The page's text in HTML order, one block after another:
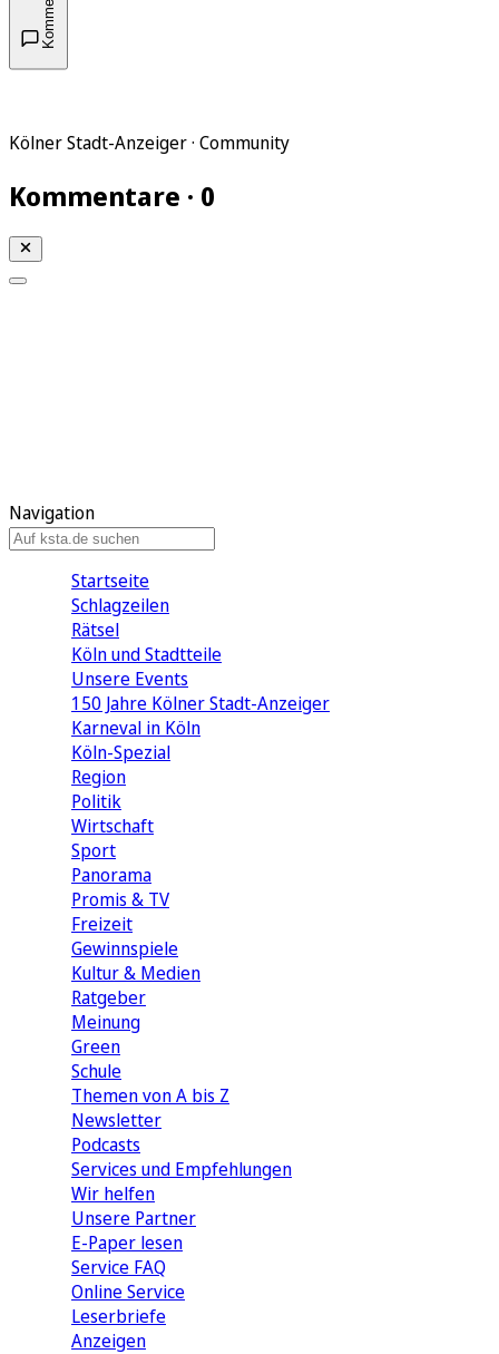
Kölner Stadt-Anzeiger · Community
Kommentare · 0
Navigation
Startseite
Schlagzeilen
Rätsel
Köln und Stadtteile
Unsere Events
150 Jahre Kölner Stadt-Anzeiger
Karneval in Köln
Köln-Spezial
Region
Politik
Wirtschaft
Sport
Panorama
Promis & TV
Freizeit
Gewinnspiele
Kultur & Medien
Ratgeber
Meinung
Green
Schule
Themen von A bis Z
Newsletter
Podcasts
Services und Empfehlungen
Wir helfen
Unsere Partner
E-Paper lesen
Service FAQ
Online Service
Leserbriefe
Anzeigen